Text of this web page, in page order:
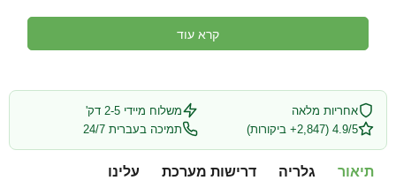
קרא עוד
אחריות מלאה
משלוח מיידי 2-5 דק'
4.9/5 (2,847+ ביקורות)
תמיכה בעברית 24/7
תיאור גלריה דרישות מערכת עלינו